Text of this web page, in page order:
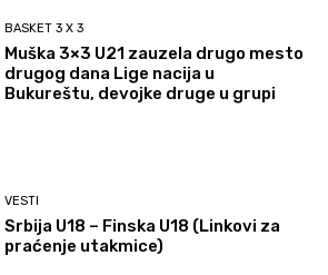
BASKET 3 X 3
Muška 3×3 U21 zauzela drugo mesto
drugog dana Lige nacija u
Bukureštu, devojke druge u grupi
VESTI
Srbija U18 – Finska U18 (Linkovi za
praćenje utakmice)